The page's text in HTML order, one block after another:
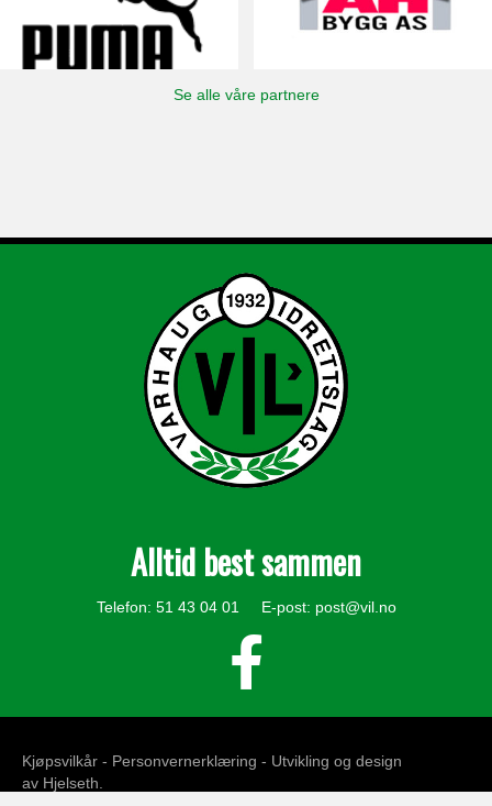
Se alle våre partnere
Alltid best sammen
Telefon: 51 43 04 01 E-post: post@vil.no
Kjøpsvilkår - Personvernerklæring - Utvikling og design
av Hjelseth